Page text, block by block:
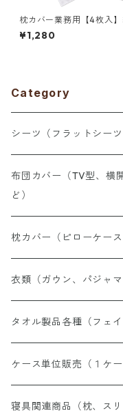
枕カバー業務用【4枚入】
0% 40×68cm 薄手タイプ
ローケース 封筒型 ホワイ
¥1,280
Category
シーツ（フラットシー
布団カバー（TV型、横
ど）
枕カバー（ピローケース
衣類（ガウン、パジャ
タオル製品各種（フェ
ケース単位販売（１ケ
寝具関連商品（枕、ス